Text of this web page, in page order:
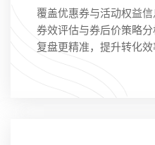
覆盖优惠券与活动权益信
券效评估与券后价策略
复盘更精准，提升转化效